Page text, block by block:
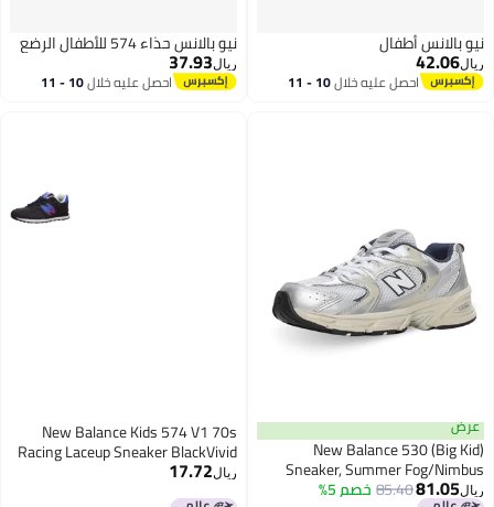
نيو بالانس أطفال
ريال42.06
احصل عليه خلال 10 - 11
نيو بالانس حذاء 574 للأطفال الرضع
ريال37.93
احصل عليه خلال 10 - 11
عرض
New Balance 530 (Big Kid)
Sneaker, Summer Fog/Nimbus
Cloud, 5 US Unisex
ريال81.05
85.40خصم 5%
New Balance Kids 574 V1 70s
Racing Laceup Sneaker BlackVivid
Cobalt 3 Wide
ريال17.72